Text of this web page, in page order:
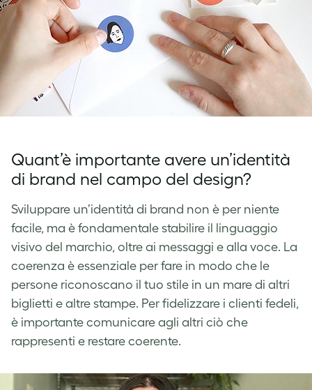
Quant’è importante avere un’identità
di brand nel campo del design?
Sviluppare un’identità di brand non è per niente
facile, ma è fondamentale stabilire il linguaggio
visivo del marchio, oltre ai messaggi e alla voce. La
coerenza è essenziale per fare in modo che le
persone riconoscano il tuo stile in un mare di altri
biglietti e altre stampe. Per fidelizzare i clienti fedeli,
è importante comunicare agli altri ciò che
rappresenti e restare coerente.